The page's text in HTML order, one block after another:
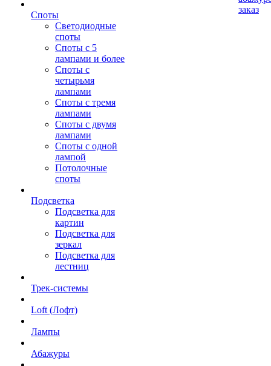
Споты
Светодиодные
споты
Споты с 5
лампами и более
Споты с
четырьмя
лампами
Споты с тремя
лампами
Споты с двумя
лампами
Споты с одной
лампой
Потолочные
споты
Подсветка
Подсветка для
картин
Подсветка для
зеркал
Подсветка для
лестниц
Трек-системы
Loft (Лофт)
Лампы
Абажуры
заказ